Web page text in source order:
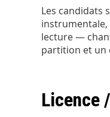
Les candidats
instrumentale,
lecture —
partition et un
Licence